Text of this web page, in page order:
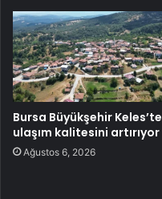
Bursa Büyükşehir Keles’te
ulaşım kalitesini artırıyor
Ağustos 6, 2026